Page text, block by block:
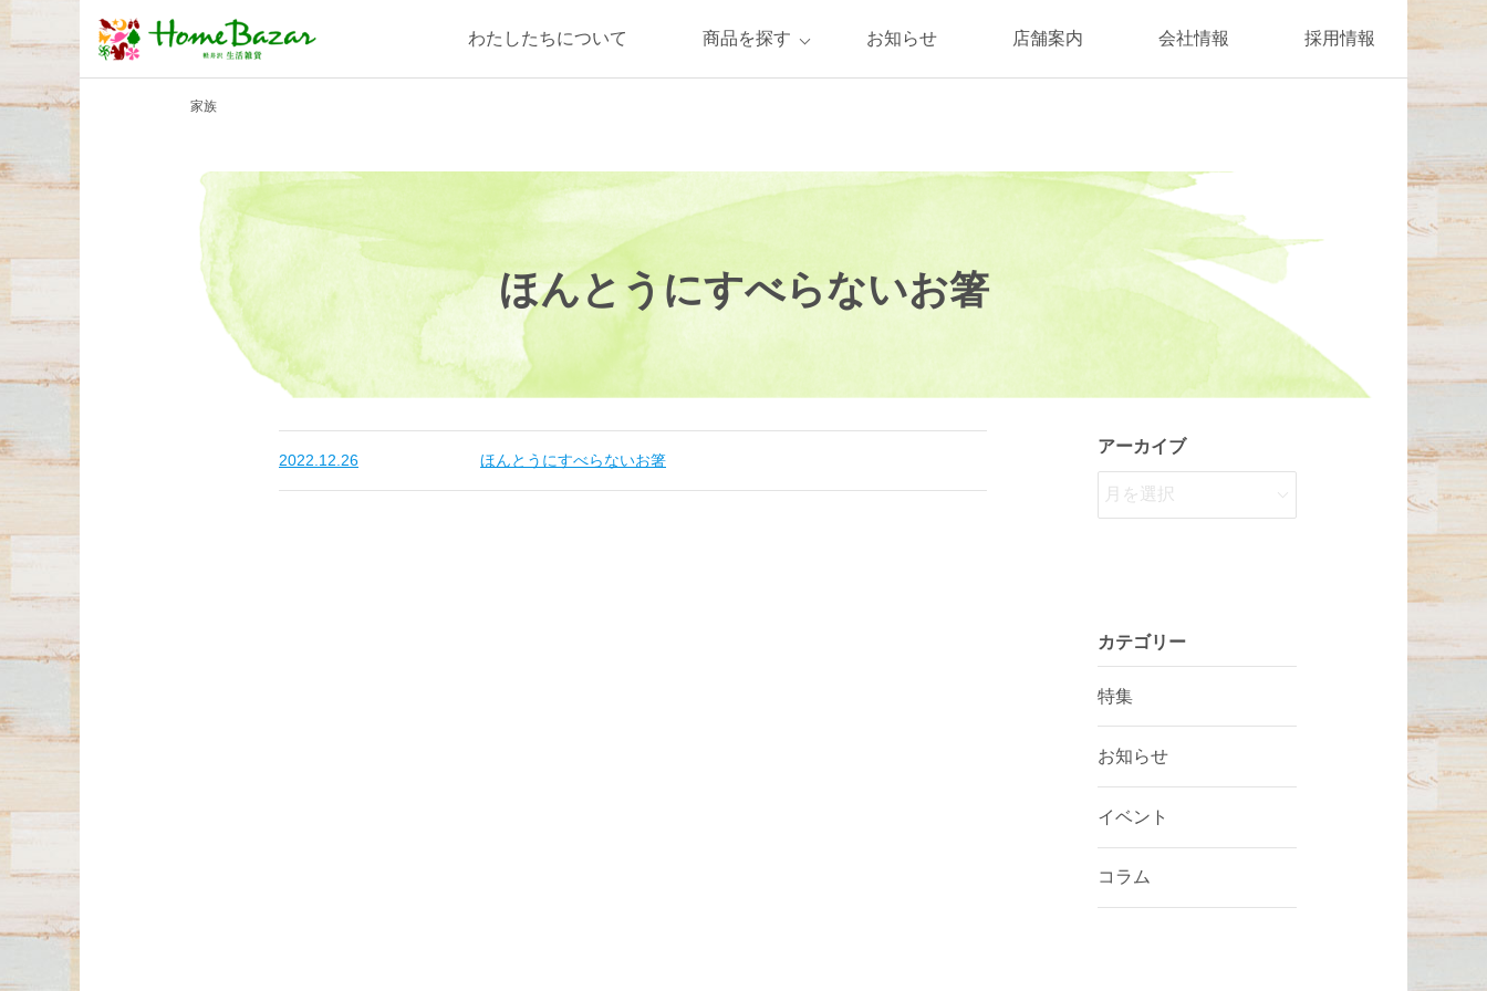
わたしたちについて 商品を探す お知らせ 店舗案内 会社情報 採用情報
家族
ほんとうにすべらないお箸
2022.12.26 ほんとうにすべらないお箸
アーカイブ
カテゴリー
特集
お知らせ
イベント
コラム